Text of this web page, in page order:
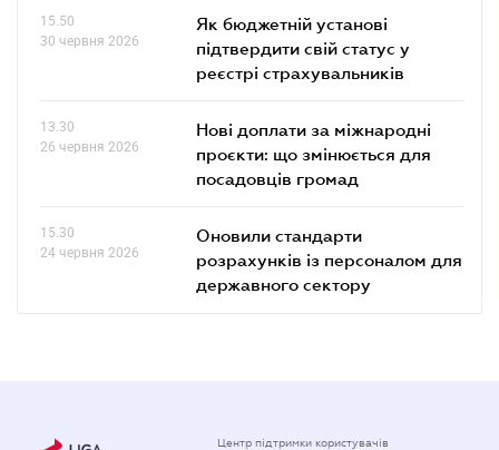
15.50
30 червня 2026
Як бюджетній установі
підтвердити свій статус у
реєстрі страхувальників
13.30
26 червня 2026
Нові доплати за міжнародні
проєкти: що змінюється для
посадовців громад
15.30
24 червня 2026
Оновили стандарти
розрахунків із персоналом для
державного сектору
Центр підтримки користувачів